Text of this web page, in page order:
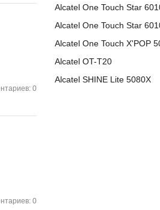
0
0
Alcatel One Touch Star
Alcatel One Touch Star
Alcatel One Touch X'POP
Alcatel OT-T20
Alcatel SHINE Lite 5080X